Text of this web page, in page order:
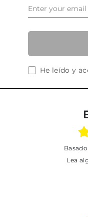
He leído y
Lea algunas de las opiniones